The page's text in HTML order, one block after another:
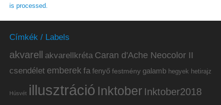
is processed.
Címkék / Labels
akvarell akvarellkréta Caran d'Ache Neocolor II
csendélet emberek fa fenyő festmény galamb hegyek hetirajz
Húsvét illusztráció Inktober Inktober2018